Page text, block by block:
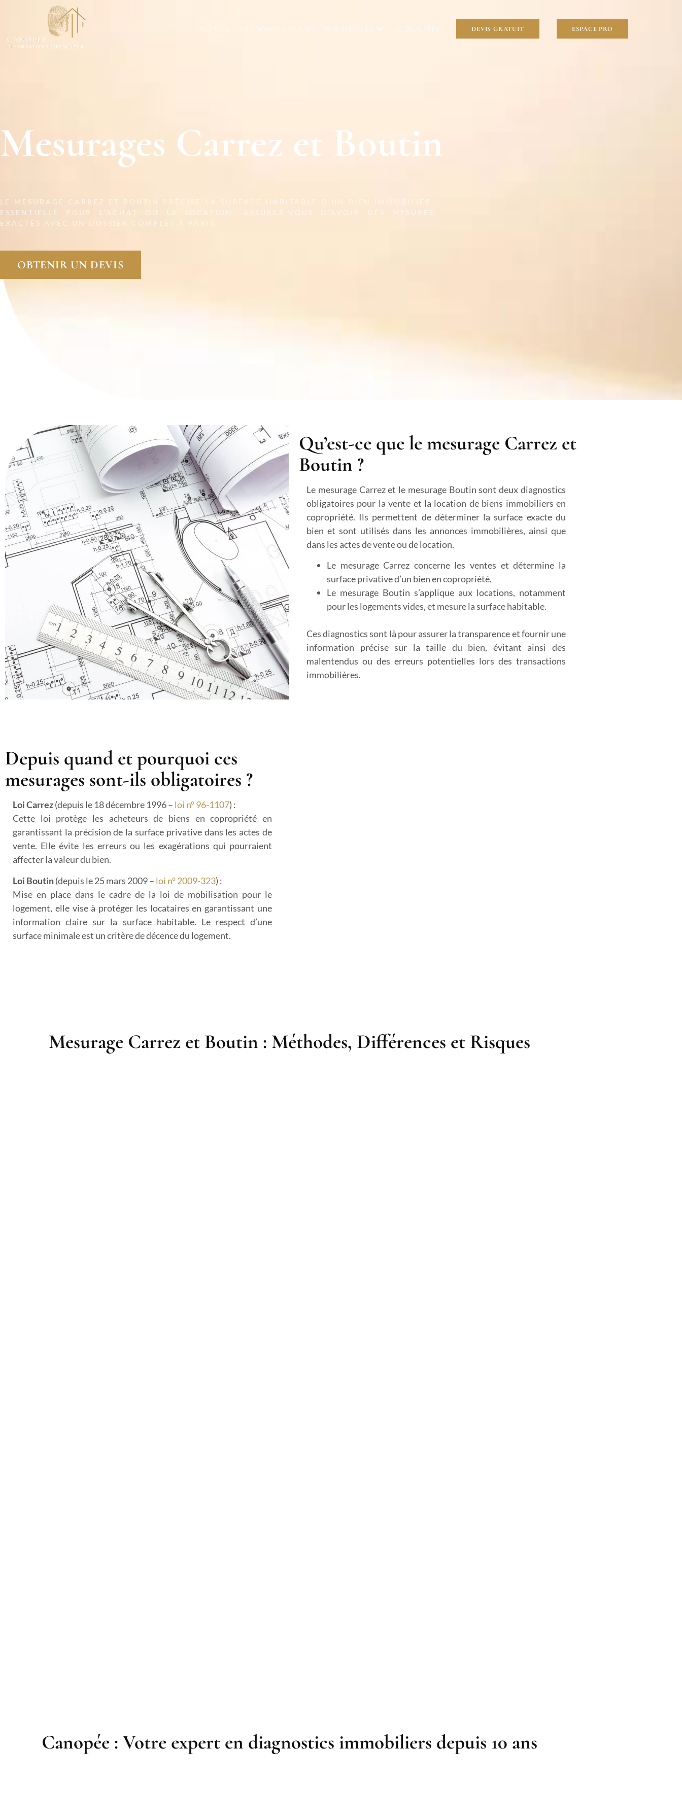
ACCUEIL QUI SOMMES-NOUS ? NOS SERVICES ACTUALITÉS DEVIS GRATUIT ESPACE PRO
Mesurages Carrez et Boutin
LE MESURAGE CARREZ ET BOUTIN PRÉCISE LA SURFACE HABITABLE D’UN BIEN IMMOBILIER,
ESSENTIELLE POUR L’ACHAT OU LA LOCATION. ASSUREZ-VOUS D’AVOIR DES MESURES
EXACTES AVEC UN DOSSIER COMPLET À PARIS.
OBTENIR UN DEVIS
Qu’est-ce que le mesurage Carrez et
Boutin ?
Le mesurage Carrez et le mesurage Boutin sont deux diagnostics
obligatoires pour la vente et la location de biens immobiliers en
copropriété. Ils permettent de déterminer la surface exacte du
bien et sont utilisés dans les annonces immobilières, ainsi que
dans les actes de vente ou de location.
Le mesurage Carrez concerne les ventes et détermine la
surface privative d’un bien en copropriété.
Le mesurage Boutin s’applique aux locations, notamment
pour les logements vides, et mesure la surface habitable.
Ces diagnostics sont là pour assurer la transparence et fournir une
information précise sur la taille du bien, évitant ainsi des
malentendus ou des erreurs potentielles lors des transactions
immobilières.
Depuis quand et pourquoi ces
mesurages sont-ils obligatoires ?
Loi Carrez(depuis le 18 décembre 1996 – loi n° 96-1107) :
Cette loi protège les acheteurs de biens en copropriété en
garantissant la précision de la surface privative dans les actes de
vente. Elle évite les erreurs ou les exagérations qui pourraient
affecter la valeur du bien.
Loi Boutin(depuis le 25 mars 2009 – loi n° 2009-323) :
Mise en place dans le cadre de la loi de mobilisation pour le
logement, elle vise à protéger les locataires en garantissant une
information claire sur la surface habitable. Le respect d’une
surface minimale est un critère de décence du logement.
Mesurage Carrez et Boutin : Méthodes, Différences et Risques
Canopée : Votre expert en diagnostics immobiliers depuis 10 ans